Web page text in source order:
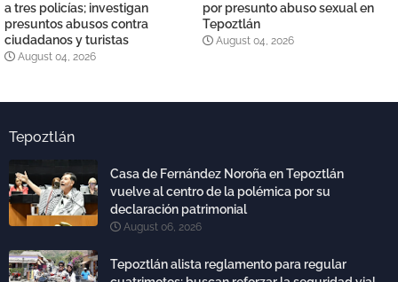
a tres policías; investigan
presuntos abusos contra
ciudadanos y turistas
August 04, 2026
por presunto abuso sexual en
Tepoztlán
August 04, 2026
Tepoztlán
Casa de Fernández Noroña en Tepoztlán
vuelve al centro de la polémica por su
declaración patrimonial
August 06, 2026
Tepoztlán alista reglamento para regular